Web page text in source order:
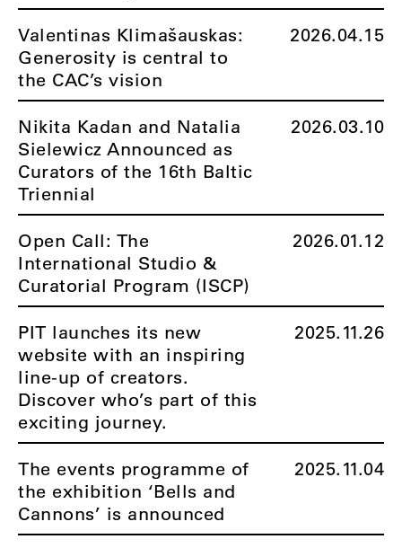
Valentinas Klimašauskas:
Generosity is central to
the CAC’s vision
2026.04.15
Nikita Kadan and Natalia
Sielewicz Announced as
Curators of the 16th Baltic
Triennial
2026.03.10
Open Call: The
International Studio &
Curatorial Program (ISCP)
2026.01.12
PIT launches its new
website with an inspiring
line-up of creators.
Discover who’s part of this
exciting journey.
2025.11.26
The events programme of
the exhibition ‘Bells and
Cannons’ is announced
2025.11.04